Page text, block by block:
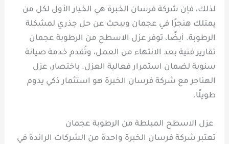
لذلك، فإن شركة فرسان الخبرة هي الخيار الأول لكل من
يمتلك هنجرًا في عجمان ويبحث عن حل جذري لمشكلة
الرطوبة. أيضًا، توفر عزل الاسطح من الرطوبة عجمان
تقارير فنية بعد الانتهاء من العمل، وتُقدم خدمة صيانة
سنوية لضمان استمرار فعالية العزل. باختصار، عزل
الهناجر مع شركة فرسان الخبرة هو استثمار ذكي يدوم
طويلًا.
عزل الاسطح المبلطة من الرطوبة عجمان
تعتبر شركة فرسان الخبرة واحدة من الشركات الرائدة في